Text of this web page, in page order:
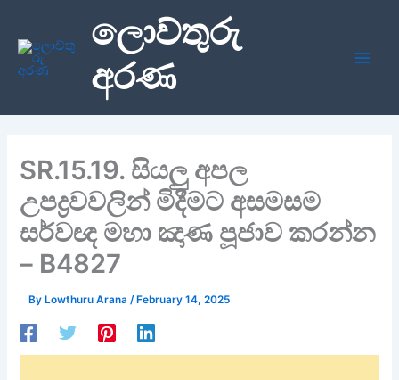
content
ලොව්තුරු
අරණ
SR.15.19. සියලු අපල
උපද්‍රවවලින් මිදීමට අසමසම
සර්වඥ මහා ඤාණ පූජාව කරන්න
– B4827
By Lowthuru Arana/ February 14, 2025